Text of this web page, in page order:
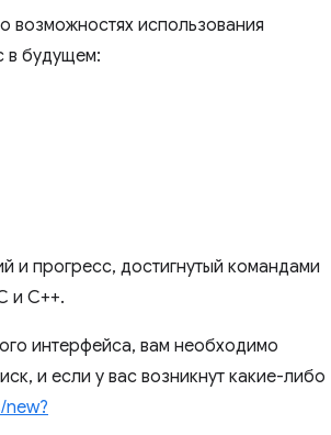
возможностях использования
в будущем:
прогресс, достигнутый командами
и C++.
интерфейса, вам необходимо
и если у вас возникнут какие-либо